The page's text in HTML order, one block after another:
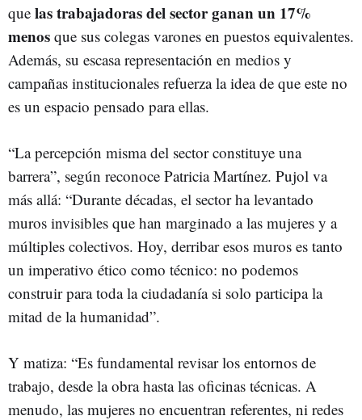
que las trabajadoras del sector ganan un 17%
menos que sus colegas varones en puestos equivalentes.
Además, su escasa representación en medios y
campañas institucionales refuerza la idea de que este no
es un espacio pensado para ellas.
“La percepción misma del sector constituye una
barrera”, según reconoce Patricia Martínez. Pujol va
más allá: “Durante décadas, el sector ha levantado
muros invisibles que han marginado a las mujeres y a
múltiples colectivos. Hoy, derribar esos muros es tanto
un imperativo ético como técnico: no podemos
construir para toda la ciudadanía si solo participa la
mitad de la humanidad”.
Y matiza: “Es fundamental revisar los entornos de
trabajo, desde la obra hasta las oficinas técnicas. A
menudo, las mujeres no encuentran referentes, ni redes